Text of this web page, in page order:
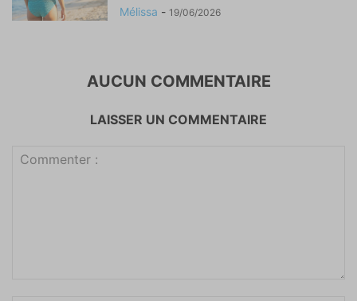
Mélissa - 19/06/2026
AUCUN COMMENTAIRE
LAISSER UN COMMENTAIRE